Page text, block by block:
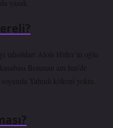
yasak.
tahsildarı Alois Hitler’in oğlu
Braunau am Inn’de
Yahudi kökeni yoktu.